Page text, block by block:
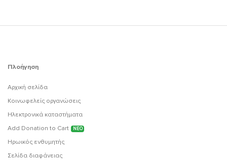
Πλοήγηση
Αρχική σελίδα
Κοινωφελείς οργανώσεις
Ηλεκτρονικά καταστήματα
Add Donation to Cart
ΝΕΟ
Ηρωικός ενθυμητής
Σελίδα διαφάνειας